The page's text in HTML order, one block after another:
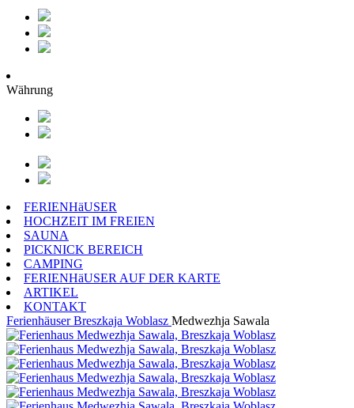
Währung
FERIENHäUSER
HOCHZEIT IM FREIEN
SAUNA
PICKNICK BEREICH
CAMPING
FERIENHäUSER AUF DER KARTE
ARTIKEL
KONTAKT
Ferienhäuser Breszkaja Woblasz Medwezhja Sawala